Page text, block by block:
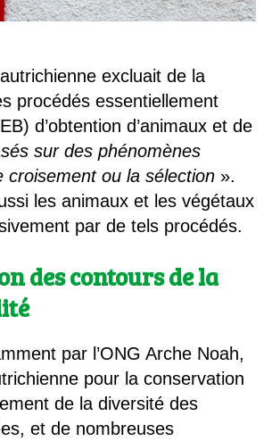
excluait de la
procédés essentiellement
d’obtention d’animaux et de
sur des phénomènes
croisement ou la sélection».
les animaux et les végétaux
par de tels procédés.
des contours de la
par l’ONG Arche Noah,
pour la conservation
de la diversité des
et de nombreuses